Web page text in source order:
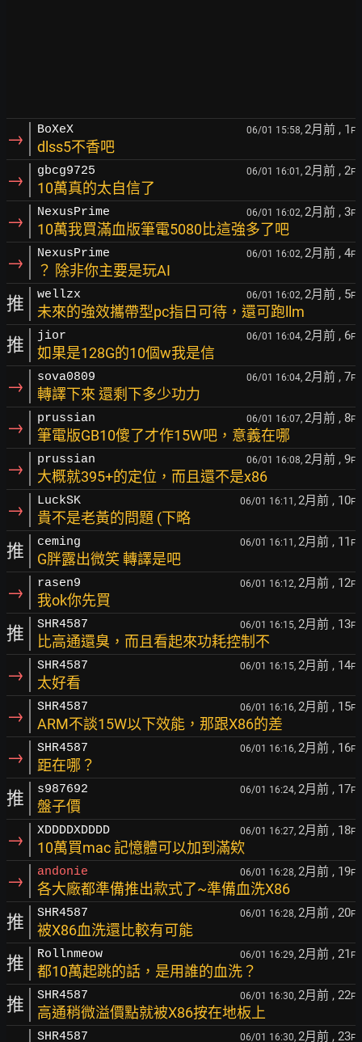
→ BoXeX 06/01 15:58, 2月前 , 1 F
dlss5不香吧
→ gbcg9725 06/01 16:01, 2月前 , 2F
10萬真的太自信了
→ NexusPrime 06/01 16:02, 2月前 , 3F
10萬我買滿血版筆電5080比這強多了吧
→ NexusPrime 06/01 16:02, 2月前 , 4F
？ 除非你主要是玩AI
推 wellzx 06/01 16:02, 2月前 , 5F
未來的強效攜帶型pc指日可待，還可跑llm
推 jior 06/01 16:04, 2月前 , 6F
如果是128G的10個w我是信
→ sova0809 06/01 16:04, 2月前 , 7F
轉譯下來 還剩下多少功力
→ prussian 06/01 16:07, 2月前 , 8F
筆電版GB10傻了才作15W吧，意義在哪
→ prussian 06/01 16:08, 2月前 , 9F
大概就395+的定位，而且還不是x86
→ LuckSK 06/01 16:11, 2月前 , 10F
貴不是老黃的問題 (下略
推 ceming 06/01 16:11, 2月前 , 11 F
G胖露出微笑 轉譯是吧
→ rasen9 06/01 16:12, 2月前 , 12F
我ok你先買
推 SHR4587 06/01 16:15, 2月前 , 13F
比高通還臭，而且看起來功耗控制不
→ SHR4587 06/01 16:15, 2月前 , 14F
太好看
→ SHR4587 06/01 16:16, 2月前 , 15F
ARM不談15W以下效能，那跟X86的差
→ SHR4587 06/01 16:16, 2月前 , 16F
距在哪？
推 s987692 06/01 16:24, 2月前 , 17F
盤子價
→ XDDDDXDDDD 06/01 16:27, 2月前 , 18F
10萬買mac 記憶體可以加到滿欸
→ andonie 06/01 16:28, 2月前 , 19F
各大廠都準備推出款式了~準備血洗X86
推 SHR4587 06/01 16:28, 2月前 , 20F
被X86血洗還比較有可能
推 Rollnmeow 06/01 16:29, 2月前 , 21 F
都10萬起跳的話，是用誰的血洗？
推 SHR4587 06/01 16:30, 2月前 , 22F
高通稍微溢價點就被X86按在地板上
SHR4587 06/01 16:30, 2月前 , 23F